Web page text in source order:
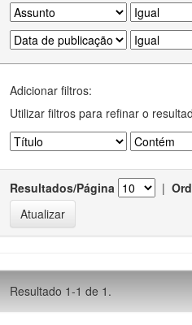
Adicionar filtros:
Utilizar filtros para refinar o
Resultados/Página |
Resultado 1-1 de 1.